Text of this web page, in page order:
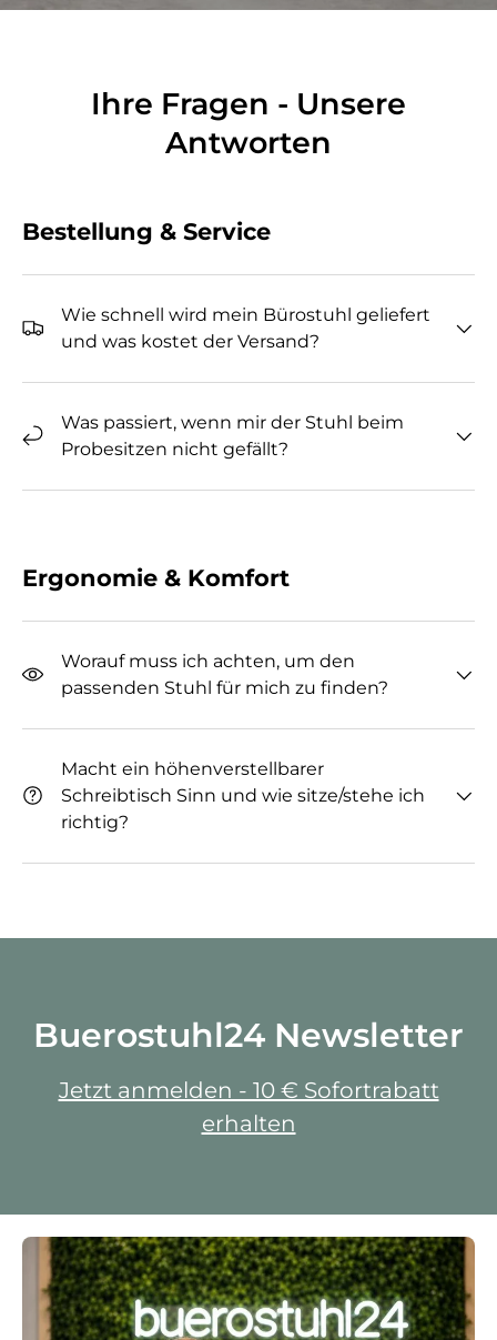
Ihre Fragen - Unsere
Antworten
Bestellung & Service
Wie schnell wird mein Bürostuhl geliefert
und was kostet der Versand?
Was passiert, wenn mir der Stuhl beim
Probesitzen nicht gefällt?
Ergonomie & Komfort
Worauf muss ich achten, um den
passenden Stuhl für mich zu finden?
Macht ein höhenverstellbarer
Schreibtisch Sinn und wie sitze/stehe ich
richtig?
Buerostuhl24 Newsletter
Jetzt anmelden - 10 € Sofortrabatt
erhalten